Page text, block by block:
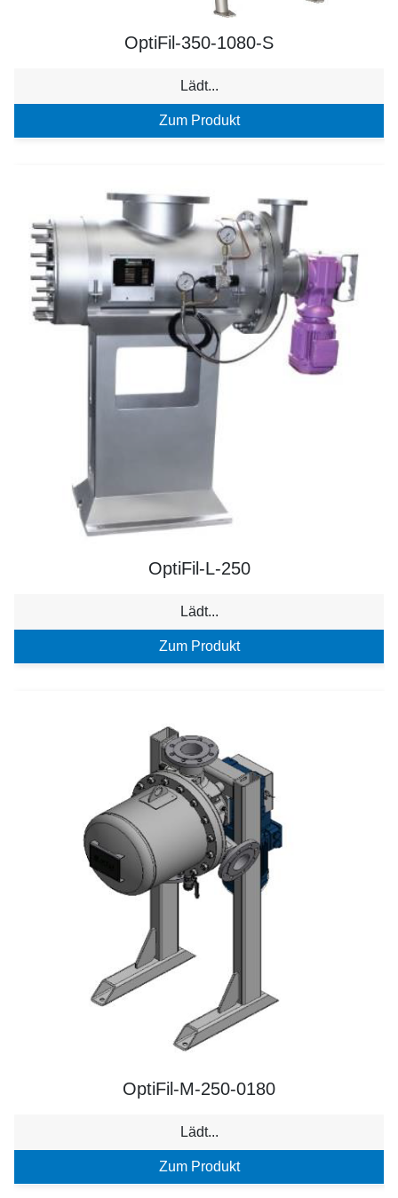
OptiFil-350-1080-S
Lädt...
Zum Produkt
OptiFil-L-250
Lädt...
Zum Produkt
OptiFil-M-250-0180
Lädt...
Zum Produkt